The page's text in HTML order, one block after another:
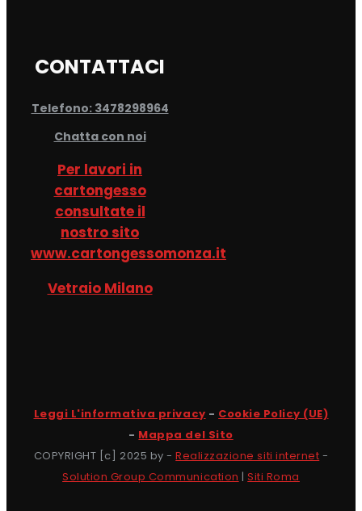
CONTATTACI
Telefono: 3478298964
Chatta con noi
Per lavori in
cartongesso
consultate il
nostro sito
www.cartongessomonza.it
Vetraio Milano
Leggi L'informativa privacy - Cookie Policy (UE)
- Mappa del Sito
COPYRIGHT [c] 2025 by -Realizzazione siti internet -
Solution Group Communication |Siti Roma